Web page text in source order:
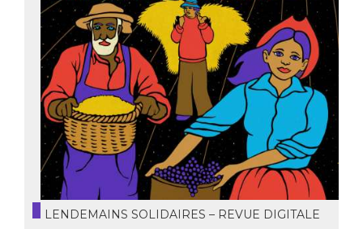
LENDEMAINS SOLIDAIRES – REVUE DIGITALE